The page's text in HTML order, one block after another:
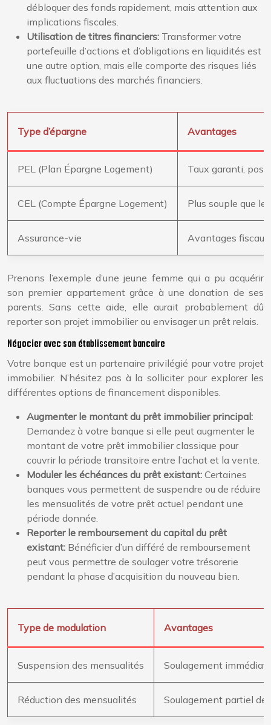
débloquer des fonds rapidement, mais attention aux
implications fiscales.
Utilisation de titres financiers: Transformer votre
portefeuille d’actions et d’obligations en liquidités est
une autre option, mais elle comporte des risques liés
aux fluctuations des marchés financiers.
Type d’épargne Avantages
PEL (Plan Épargne Logement) Taux garanti,
CEL (Compte Épargne Logement) Plus souple que
Assurance-vie Avantages
Prenons l’exemple d’une jeune femme qui a pu acquérir
son premier appartement grâce à une donation de ses
parents. Sans cette aide, elle aurait probablement dû
reporter son projet immobilier ou envisager un prêt relais.
Négocier avec son établissement bancaire
Votre banque est un partenaire privilégié pour votre projet
immobilier. N’hésitez pas à la solliciter pour explorer les
différentes options de financement disponibles.
Augmenter le montant du prêt immobilier principal:
Demandez à votre banque si elle peut augmenter le
montant de votre prêt immobilier classique pour
couvrir la période transitoire entre l’achat et la vente.
Moduler les échéances du prêt existant: Certaines
banques vous permettent de suspendre ou de réduire
les mensualités de votre prêt actuel pendant une
période donnée.
Reporter le remboursement du capital du prêt
existant: Bénéficier d’un différé de remboursement
peut vous permettre de soulager votre trésorerie
pendant la phase d’acquisition du nouveau bien.
Type de modulation Avantages
Suspension des mensualités Soulagement immédiat
Réduction des mensualités Soulagement partiel de